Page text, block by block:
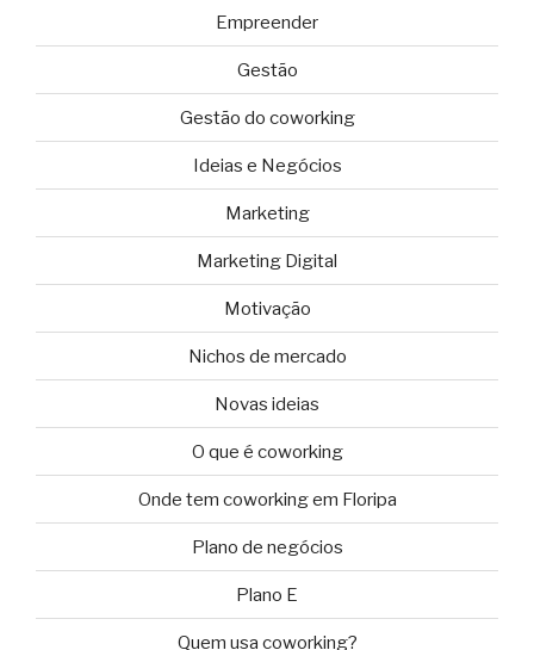
Empreender
Gestão
Gestão do coworking
Ideias e Negócios
Marketing
Marketing Digital
Motivação
Nichos de mercado
Novas ideias
O que é coworking
Onde tem coworking em Floripa
Plano de negócios
Plano E
Quem usa coworking?